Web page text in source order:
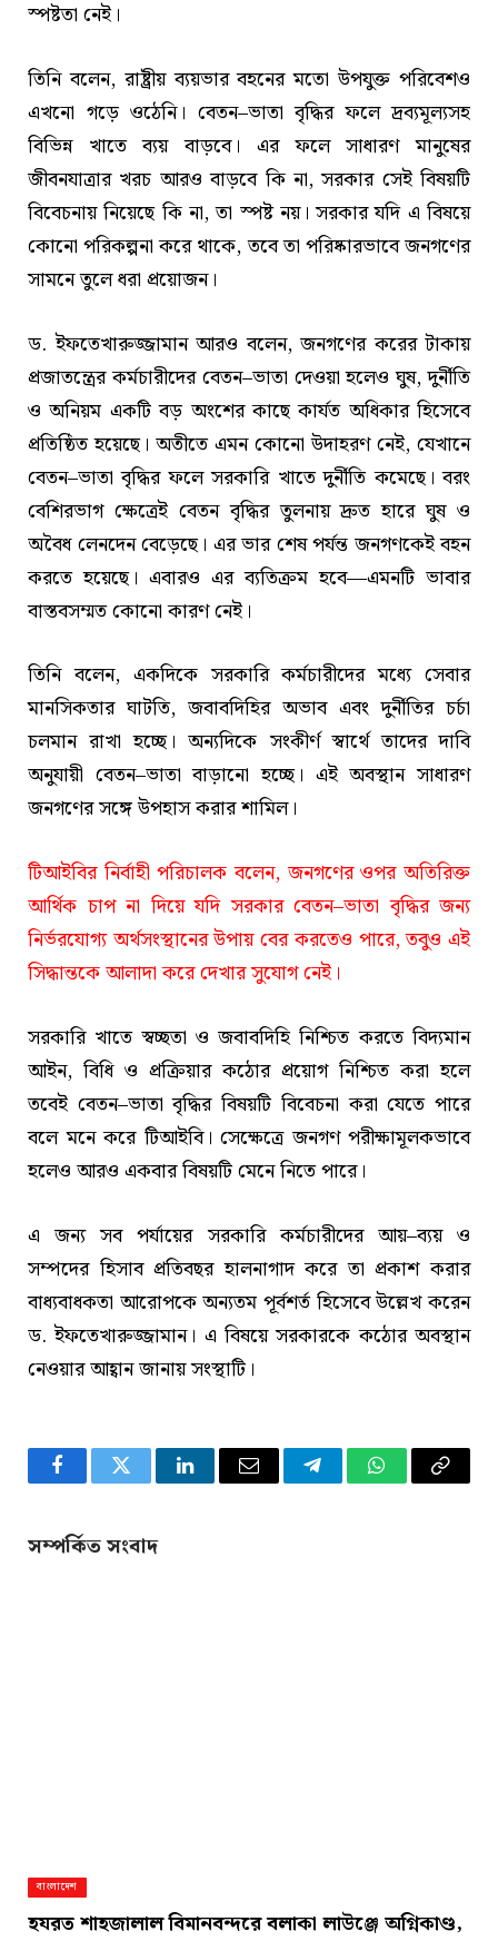
স্পষ্টতা নেই।
তিনি বলেন, রাষ্ট্রীয় ব্যয়ভার বহনের মতো উপযুক্ত পরিবেশও
এখনো গড়ে ওঠেনি। বেতন–ভাতা বৃদ্ধির ফলে দ্রব্যমূল্যসহ
বিভিন্ন খাতে ব্যয় বাড়বে। এর ফলে সাধারণ মানুষের
জীবনযাত্রার খরচ আরও বাড়বে কি না, সরকার সেই বিষয়টি
বিবেচনায় নিয়েছে কি না, তা স্পষ্ট নয়। সরকার যদি এ বিষয়ে
কোনো পরিকল্পনা করে থাকে, তবে তা পরিষ্কারভাবে জনগণের
সামনে তুলে ধরা প্রয়োজন।
ড. ইফতেখারুজ্জামান আরও বলেন, জনগণের করের টাকায়
প্রজাতন্ত্রের কর্মচারীদের বেতন–ভাতা দেওয়া হলেও ঘুষ, দুর্নীতি
ও অনিয়ম একটি বড় অংশের কাছে কার্যত অধিকার হিসেবে
প্রতিষ্ঠিত হয়েছে। অতীতে এমন কোনো উদাহরণ নেই, যেখানে
বেতন–ভাতা বৃদ্ধির ফলে সরকারি খাতে দুর্নীতি কমেছে। বরং
বেশিরভাগ ক্ষেত্রেই বেতন বৃদ্ধির তুলনায় দ্রুত হারে ঘুষ ও
অবৈধ লেনদেন বেড়েছে। এর ভার শেষ পর্যন্ত জনগণকেই বহন
করতে হয়েছে। এবারও এর ব্যতিক্রম হবে—এমনটি ভাবার
বাস্তবসম্মত কোনো কারণ নেই।
তিনি বলেন, একদিকে সরকারি কর্মচারীদের মধ্যে সেবার
মানসিকতার ঘাটতি, জবাবদিহির অভাব এবং দুর্নীতির চর্চা
চলমান রাখা হচ্ছে। অন্যদিকে সংকীর্ণ স্বার্থে তাদের দাবি
অনুযায়ী বেতন–ভাতা বাড়ানো হচ্ছে। এই অবস্থান সাধারণ
জনগণের সঙ্গে উপহাস করার শামিল।
টিআইবির নির্বাহী পরিচালক বলেন, জনগণের ওপর অতিরিক্ত
আর্থিক চাপ না দিয়ে যদি সরকার বেতন–ভাতা বৃদ্ধির জন্য
নির্ভরযোগ্য অর্থসংস্থানের উপায় বের করতেও পারে, তবুও এই
সিদ্ধান্তকে আলাদা করে দেখার সুযোগ নেই।
সরকারি খাতে স্বচ্ছতা ও জবাবদিহি নিশ্চিত করতে বিদ্যমান
আইন, বিধি ও প্রক্রিয়ার কঠোর প্রয়োগ নিশ্চিত করা হলে
তবেই বেতন–ভাতা বৃদ্ধির বিষয়টি বিবেচনা করা যেতে পারে
বলে মনে করে টিআইবি। সেক্ষেত্রে জনগণ পরীক্ষামূলকভাবে
হলেও আরও একবার বিষয়টি মেনে নিতে পারে।
এ জন্য সব পর্যায়ের সরকারি কর্মচারীদের আয়–ব্যয় ও
সম্পদের হিসাব প্রতিবছর হালনাগাদ করে তা প্রকাশ করার
বাধ্যবাধকতা আরোপকে অন্যতম পূর্বশর্ত হিসেবে উল্লেখ করেন
ড. ইফতেখারুজ্জামান। এ বিষয়ে সরকারকে কঠোর অবস্থান
নেওয়ার আহ্বান জানায় সংস্থাটি।
FacebookTwitter LinkedInEmail TelegramWhatsApp
Copy
সম্পর্কিত সংবাদ
বাংলাদেশ
হযরত শাহজালাল বিমানবন্দরে বলাকা লাউঞ্জে অগ্নিকাণ্ড,